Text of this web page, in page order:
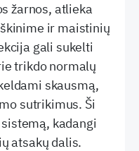
žarnos, atlieka
ir maistinių
gali sukelti
trikdo normalų
skausmą,
sutrikimus. Ši
kadangi
atsakų dalis.